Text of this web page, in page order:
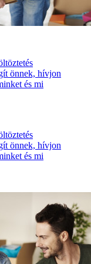
önnek, hívjon
és mi
önnek, hívjon
és mi